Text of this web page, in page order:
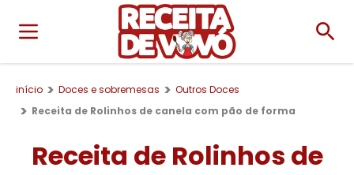
início Doces e sobremesas
Outros Doces
Receita de Rolinhos de canela com pão de forma
Receita de Rolinhos de